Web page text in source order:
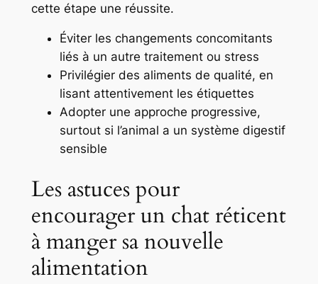
cette étape une réussite.
Éviter les changements concomitants
liés à un autre traitement ou stress
Privilégier des aliments de qualité, en
lisant attentivement les étiquettes
Adopter une approche progressive,
surtout si l’animal a un système digestif
sensible
Les astuces pour
encourager un chat réticent
à manger sa nouvelle
alimentation